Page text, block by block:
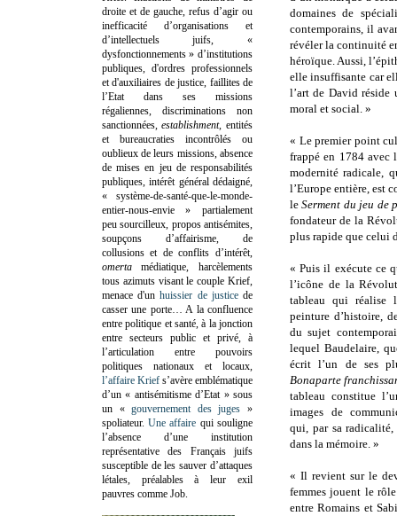
domaines de
contemporains, il
révéler la continuité
héroïque. Aussi,
elle insuffisante car
l’art de David
moral et social. »
« Le premier point
frappé en 1784 avec
modernité radicale,
l’Europe entière, est
leSerment du jeu de
fondateur de la
plus rapide que celui
« Puis il exécute ce
l’icône de la
tableau qui réalise
peinture d’histoire,
du sujet
lequel Baudelaire,
écrit l’un de ses
Bonaparte
tableau constitue
images de
qui, par sa
dans la mémoire. »
« Il revient sur le
femmes jouent le
entre Romains et
droite et de gauche, refus d’agir ou
inefficacité d’organisations et
d’intellectuels juifs, «
dysfonctionnements » d’institutions
publiques, d'ordres professionnels
et d'auxiliaires de justice, faillites de
l’Etat dans ses missions
régaliennes, discriminations non
sanctionnées,establishment, entités
et bureaucraties incontrôlés ou
oublieux de leurs missions, absence
de mises en jeu de responsabilités
publiques, intérêt général dédaigné,
« système-de-santé-que-le-monde-
entier-nous-envie » partialement
peu sourcilleux, propos antisémites,
soupçons d’affairisme, de
collusions et de conflits d’intérêt,
omertamédiatique, harcèlements
tous azimuts visant le couple Krief,
menace d'unhuissier de justicede
casser une porte… A la confluence
entre politique et santé, à la jonction
entre secteurs public et privé, à
l’articulation entre pouvoirs
politiques nationaux et locaux,
l’affaire Krief s’avère emblématique
d’un « antisémitisme d’Etat » sous
un «gouvernement des juges »
spoliateur.Une affaire qui souligne
l’absence d’une institution
représentative des Français juifs
susceptible de les sauver d’attaques
létales, préalables à leur exil
pauvres comme Job.